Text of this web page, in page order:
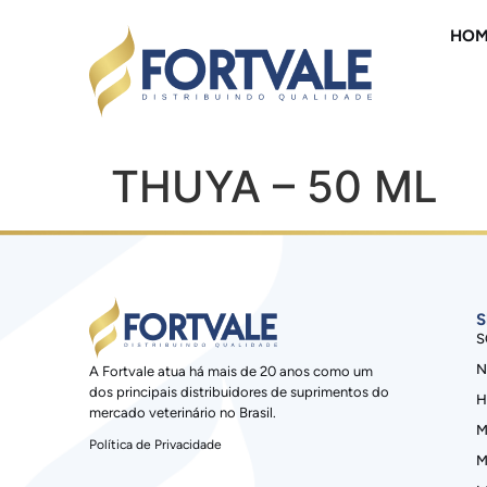
THUYA – 50 ML
A Fortvale atua há mais de 20 anos como um
dos principais distribuidores de suprimentos do
mercado veterinário no Brasil.
Política de Privacidade